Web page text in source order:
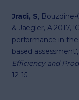
Jradi, S, Bouzdine-
& Jaegler, A 2017,
performance in
based assessment',
Efficiency and
12-15.